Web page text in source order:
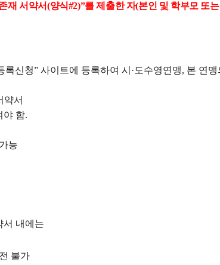
재 서약서(양식#2)”를 제출한 자(본인 및 학부모 또
록신청” 사이트에 등록하여 시 · 도수영연맹, 본 연
약서
야 함.
능
서 내에는
불가